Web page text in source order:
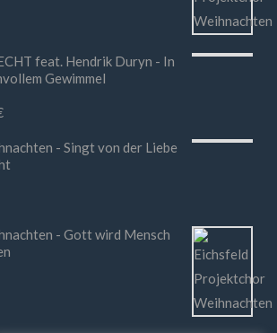
feat. Hendrik Duryn - In
Gewimmel
- Singt von der Liebe
- Gott wird Mensch